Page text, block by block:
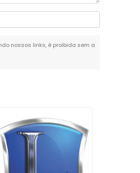
nossos links, é proibida sem a